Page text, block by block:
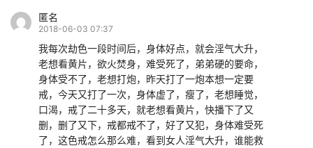
匿名
2018-06-03 07:37
我每次劫色一段时间后，身体好点，就会淫气大升，
老想看黄片，欲火焚身，难受死了，弟弟硬的要命，
身体受不了，老想打炮，昨天打了一炮本想一定要
戒，今天又打了一次，身体虚了，瘦了，老想睡觉，
口渴，戒了二十多天，就老想看黄片，快播下了又
删，删了又下，戒都戒不了，好了又犯，身体难受死
了，这色戒怎么那么难，看到女人淫气大升，谁能救